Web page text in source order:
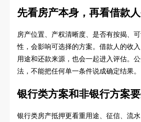
先看房产本身，再看借款
房产位置、产权清晰度、是否有按揭、
性，会影响可选择的方案。借款人的收
用途和还款来源，也会一起进入评估。
法，不能把任何单一条件说成确定结果。
银行类方案和非银行方案
银行类房产抵押更看重用途、征信、流